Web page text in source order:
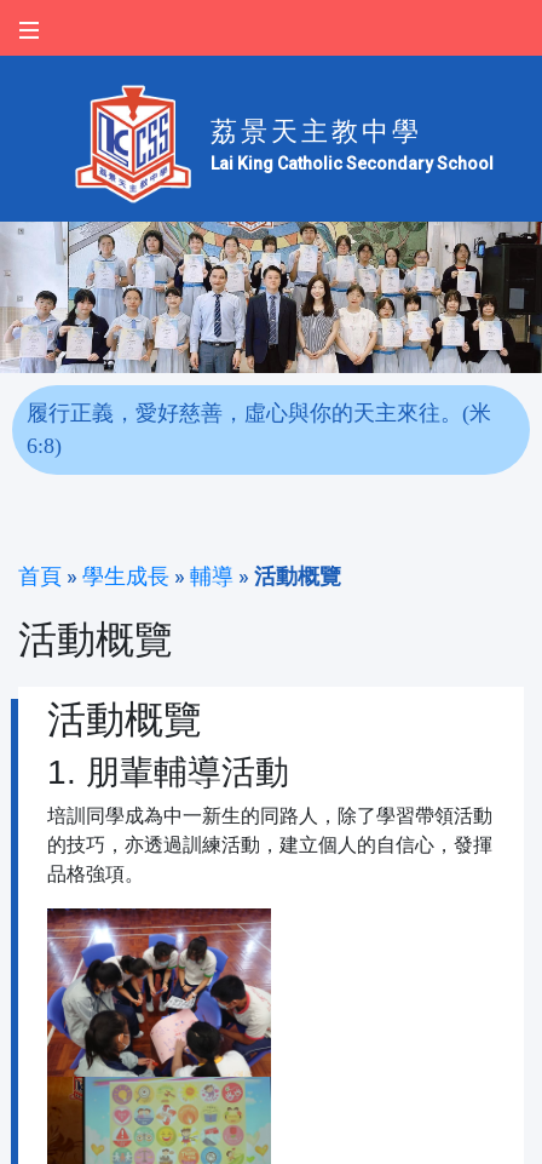
荔景天主教中學
Lai King Catholic Secondary School
履行正義，愛好慈善，虛心與你的天主來往。(米
6:8)
首頁 » 學生成長 » 輔導 » 活動概覽
活動概覽
活動概覽
1. 朋輩輔導活動
培訓同學成為中一新生的同路人，除了學習帶領活動
的技巧，亦透過訓練活動，建立個人的自信心，發揮
品格強項。